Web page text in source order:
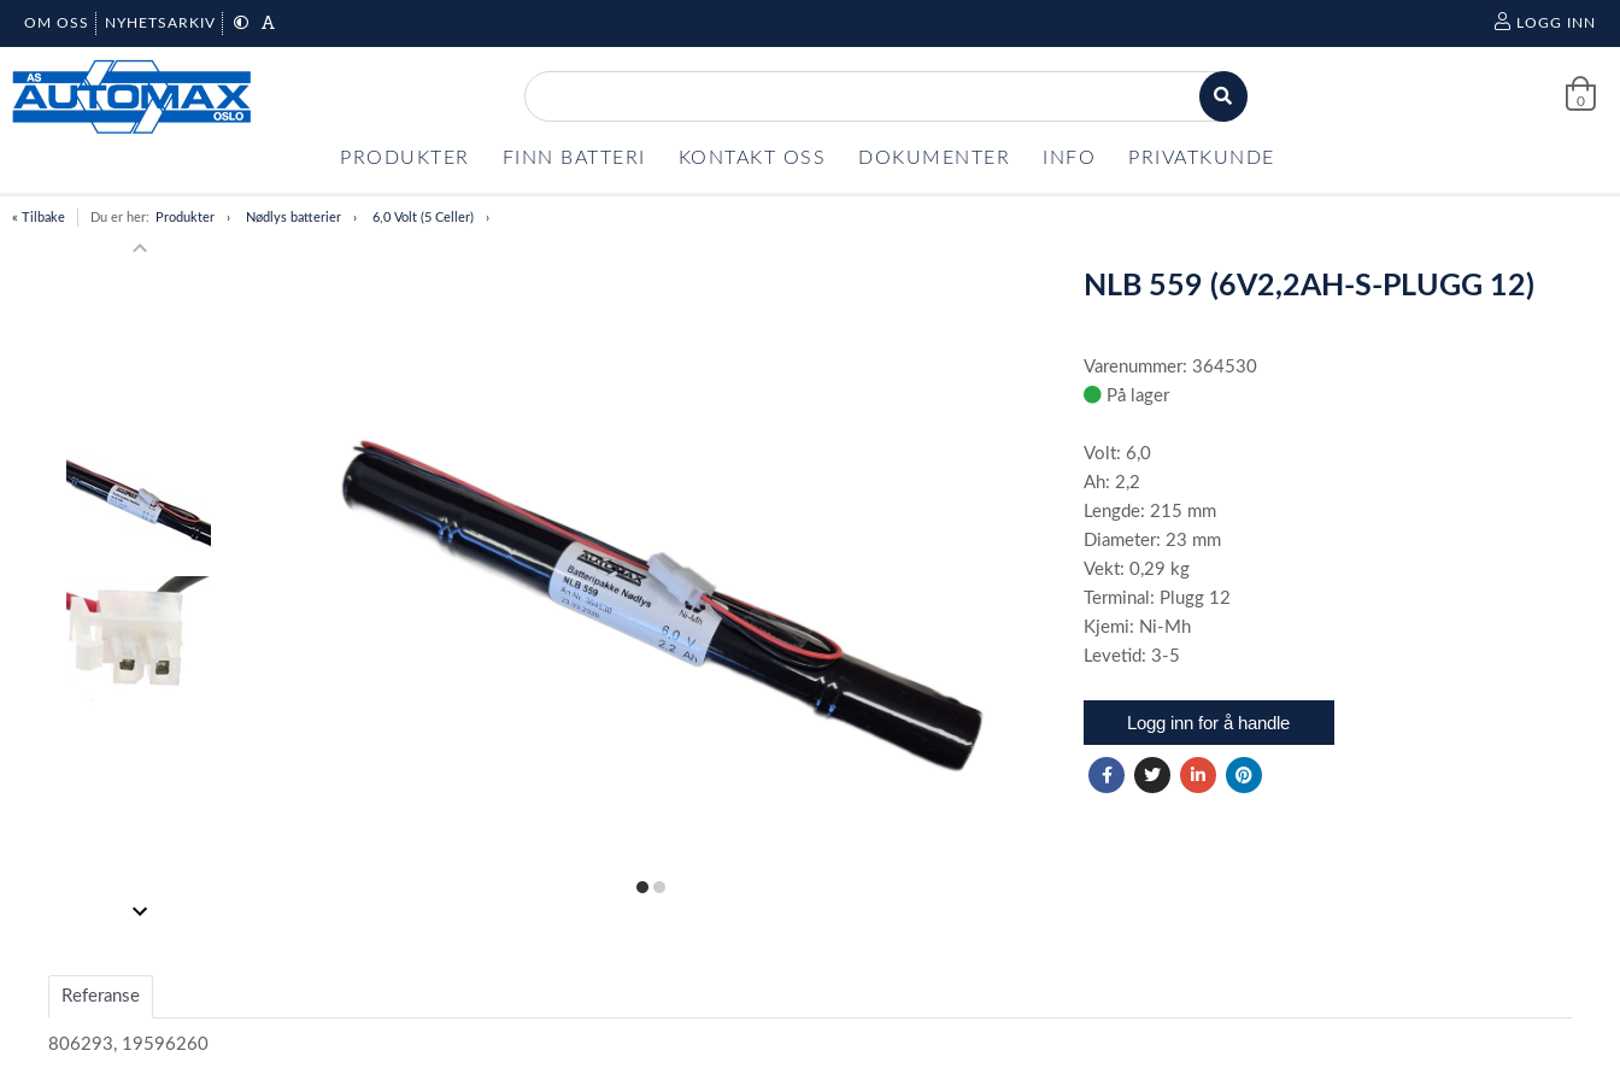
OM OSS NYHETSARKIV LOGG INN
0
PRODUKTER FINN BATTERI KONTAKT OSS DOKUMENTER INFO PRIVATKUNDE
« Tilbake Du er her: Produkter Nødlys batterier 6,0 Volt (5 Celler)
itemitem
NLB 559 (6V2,2AH-S-PLUGG 12)
Varenummer: 364530
På lager
Volt: 6,0
Ah: 2,2
Lengde: 215 mm
Diameter: 23 mm
Vekt: 0,29 kg
Terminal: Plugg 12
Kjemi: Ni-Mh
Levetid: 3-5
Logg inn for å handle
Referanse
806293, 19596260